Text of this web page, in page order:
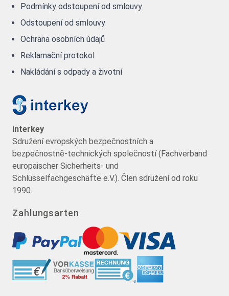
Podmínky odstoupení od smlouvy
Odstoupení od smlouvy
Ochrana osobních údajů
Reklamační protokol
Nakládání s odpady a životní
interkey
Sdružení evropských bezpečnostních a
bezpečnostně-technických společností (Fachverband
europäischer Sicherheits- und
Schlüsselfachgeschäfte e.V.). Člen sdružení od roku
1990.
Zahlungsarten